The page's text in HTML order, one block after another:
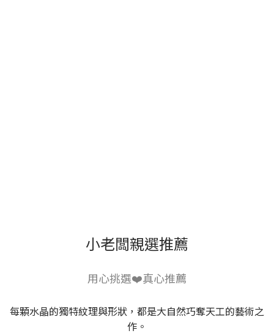
小老闆親選推薦
用心挑選❤️真心推薦
每顆水晶的獨特紋理與形狀，都是大自然巧奪天工的藝術之
作。